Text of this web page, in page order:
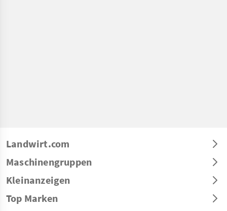
Landwirt.com
Maschinengruppen
Kleinanzeigen
Top Marken